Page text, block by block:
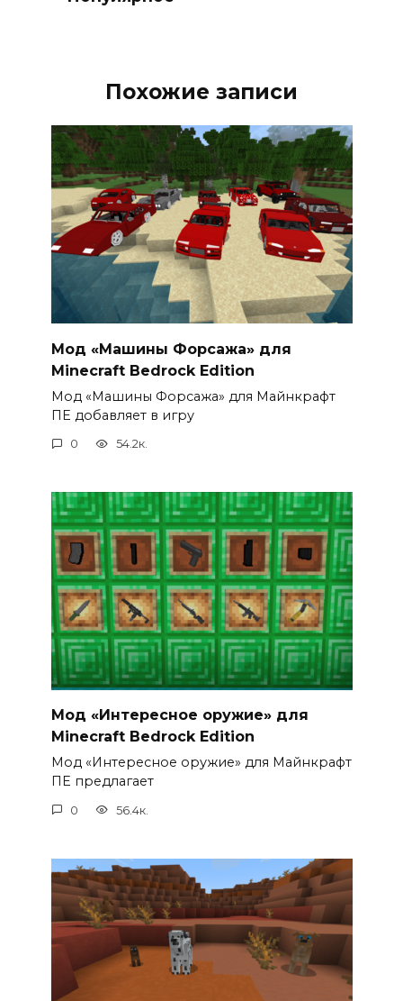
Похожие записи
Мод «Машины Форсажа» для
Minecraft Bedrock Edition
Мод «Машины Форсажа» для Майнкрафт
ПЕ добавляет в игру
0 54.2к.
Мод «Интересное оружие» для
Minecraft Bedrock Edition
Мод «Интересное оружие» для Майнкрафт
ПЕ предлагает
0 56.4к.